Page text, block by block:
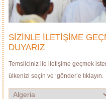
SİZİNLE İLETİŞİME
DUYARIZ
Temsilciniz ile iletişime geçmek
ülkenizi seçin ve ‘gönder’e tıklayın.